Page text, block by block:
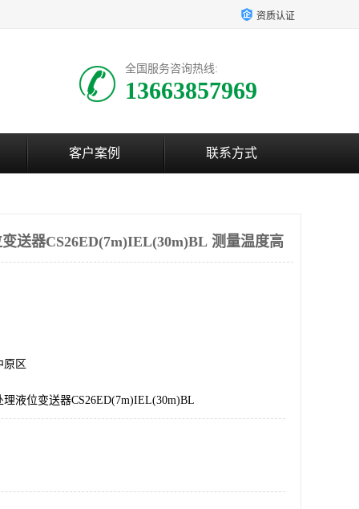
资质认证
全国服务咨询热线:
13663857969
客户案例 联系方式
送器CS26ED(7m)IEL(30m)BL 测量温度高
原区
理液位变送器CS26ED(7m)IEL(30m)BL